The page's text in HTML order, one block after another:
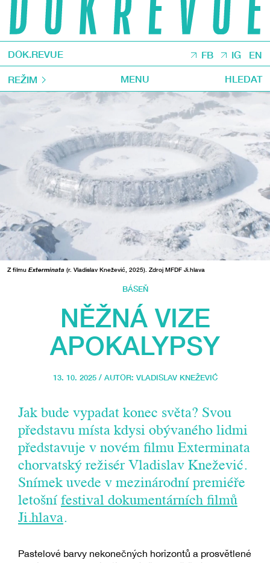
DOK.REVUE FB IG EN
REŽIM MENU HLEDAT
Z filmu Exterminata (r. Vladislav Knežević, 2025). Zdroj MFDF Ji.hlava
BÁSEŇ
NĚŽNÁ VIZE
APOKALYPSY
13. 10. 2025 / AUTOR: VLADISLAV KNEŽEVIĆ
Jak bude vypadat konec světa? Svou
představu místa kdysi obývaného lidmi
představuje v novém filmu Exterminata
chorvatský režisér Vladislav Knežević.
Snímek uvede v mezinárodní premiéře
letošní festival dokumentárních filmů
Ji.hlava.
Pastelové barvy nekonečných horizontů a prosvětlené